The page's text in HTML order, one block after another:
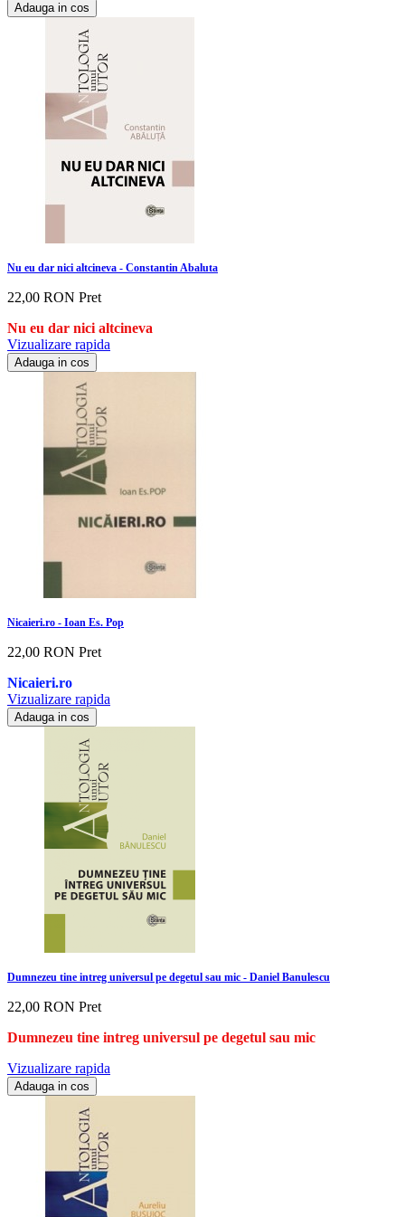
Adauga in cos
Nu eu dar nici altcineva - Constantin Abaluta
22,00 RON Pret
Nu eu dar nici altcineva
Vizualizare rapida
Adauga in cos
Nicaieri.ro - Ioan Es. Pop
22,00 RON Pret
Nicaieri.ro
Vizualizare rapida
Adauga in cos
Dumnezeu tine intreg universul pe degetul sau mic - Daniel Banulescu
22,00 RON Pret
Dumnezeu tine intreg universul pe degetul sau mic
Vizualizare rapida
Adauga in cos